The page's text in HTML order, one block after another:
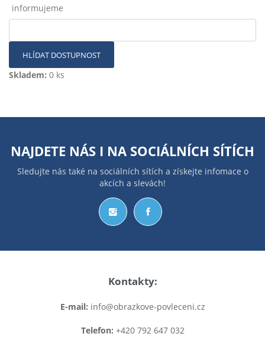
informujeme
HLÍDAT DOSTUPNOST
Skladem: 0 ks
NAJDETE NÁS I NA SOCIÁLNÍCH SÍTÍCH
Sledujte nás také na sociálních sítích a získejte infomace o
akcích a slevách!
Kontakty:
E-mail: info@obrazkove-povleceni.cz
Telefon: +420 792 647 032